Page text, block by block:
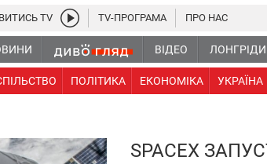
ВІДЕО ЛОНГРІДИ
ПОЛІТИКА ЕКОНОМІКА УКРАЇНА
TV TV-ПРОГРАМА ПРО НАС
SPACEX